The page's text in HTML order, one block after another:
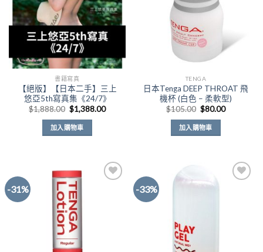
書籍寫真
【絕版】【日本二手】三上
悠亞5th寫真集《24/7》
$1,888.00 原
始
價
格：
$1,888.00。
$1,388.00目
加入購物車
TENGA
日本Tenga DEEP THROAT 飛
機杯 (白色 – 柔軟型)
$105.00 原
始
價
格：
$105.00。
$80.00目
加入購物車
-31% -33%